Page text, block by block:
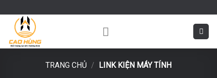
to
content
TRANG CHỦ / LINK KIỆN MÁY TÍNH